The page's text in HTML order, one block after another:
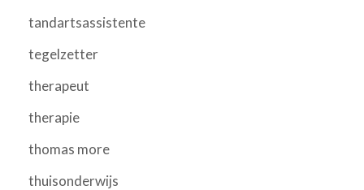
tandartsassistente
tegelzetter
therapeut
therapie
thomas more
thuisonderwijs